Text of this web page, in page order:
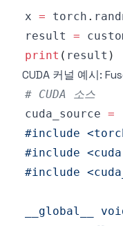
x = torch .
result =
print ( result )
CUDA 커널 예시:
# CUDA 소스
cuda_source =